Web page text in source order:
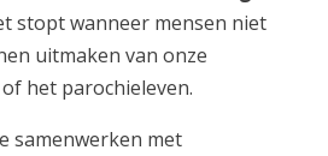
stopt wanneer mensen niet
uitmaken van onze
het parochieleven.
samenwerken met